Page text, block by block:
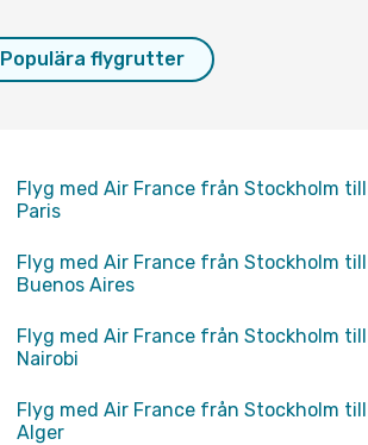
Populära flygrutter
Flyg med Air France från Stockholm till
Paris
Flyg med Air France från Stockholm till
Buenos Aires
Flyg med Air France från Stockholm till
Nairobi
Flyg med Air France från Stockholm till
Alger